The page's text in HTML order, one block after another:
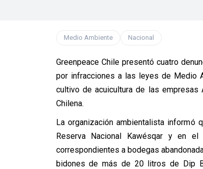
Medio Ambiente Nacional
Greenpeace Chile presentó cuatro
por infracciones a las leyes de Medio
cultivo de acuicultura de las empresas
Chilena.
La organización ambientalista informó
Reserva Nacional Kawésqar y en
correspondientes a bodegas
bidones de más de 20 litros de Dip